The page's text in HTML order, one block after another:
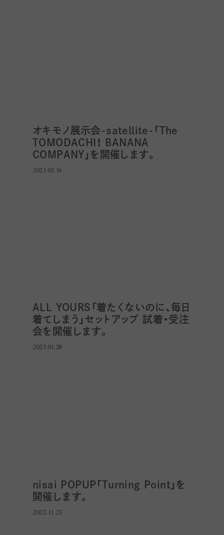
オキモノ展示会-satellite-「The
TOMODACHI！ BANANA
COMPANY」を開催します。
2023.02.16
ALL YOURS「着たくないのに、毎日
着てしまう」セットアップ 試着・受注
会を開催します。
2023.01.28
nisai POPUP「Turning Point」を
開催します。
2022.11.23